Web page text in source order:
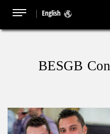
English
BESGB